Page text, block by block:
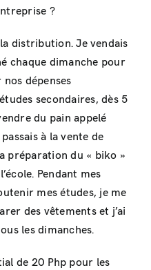
?
distribution. Je vendais
chaque dimanche pour
dépenses
secondaires, dès 5
du pain appelé
à la vente de
préparation du « biko »
Pendant mes
mes études, je me
des vêtements et j’ai
les dimanches.
de 20 Php pour les